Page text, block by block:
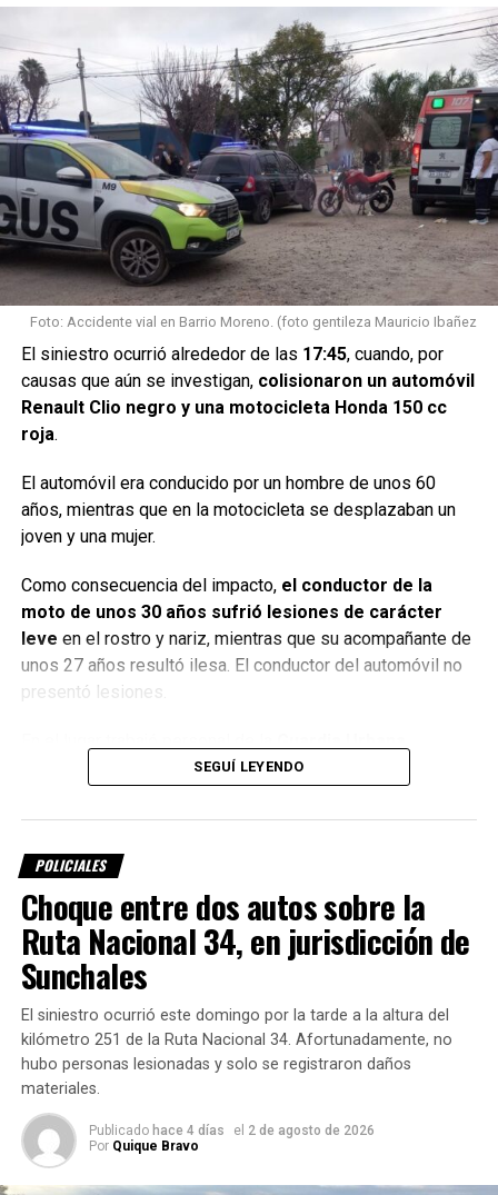
posteriormente sufrieron el despiste.
Los adolescentes fueron
encontrados sobre la Ruta 34
Tras un operativo de búsqueda, ambos menores fueron
Ruta Nacional 34, en jurisdicción de Sunchales.
Según informaron fuentes policiales, los adolescentes
trasladados por personal delservicio de emergencias
107al hospital local para recibir atención médica.
No hubo denuncias penales
decidió no presentar denuncia penalpor el hecho.
Foto: Accidente vial en Barrio Moreno. (foto gentileza Mauricio Ibañez
El siniestro ocurrió alrededor de las 17:45, cuando, por
causas que aún se investigan, colisionaron un automóvil
Renault Clio negro y una motocicleta Honda 150 cc
roja.
El automóvil era conducido por un hombre de unos 60
años, mientras que en la motocicleta se desplazaban un
joven y una mujer.
Como consecuencia del impacto, el conductor de la
moto de unos 30 años sufrió lesiones de carácter
leve en el rostro y nariz, mientras que su acompañante de
unos 27 años resultó ilesa. El conductor del automóvil no
presentó lesiones.
, el servicio de emergencias
realizaron las actuaciones correspondientes para
Mira el
video tras
ocurrido el
(Gentileza
Mauricio
Ibañez)
SEGUÍ LEYENDO
POLICIALES
Choque entre dos autos sobre la
Ruta Nacional 34, en jurisdicción de
Sunchales
El siniestro ocurrió este domingo por la tarde a la altura del
kilómetro 251 de la Ruta Nacional 34. Afortunadamente, no
hubo personas lesionadas y solo se registraron daños
materiales.
Publicado hace 4 días el 2 de agosto de 2026
Por Quique Bravo